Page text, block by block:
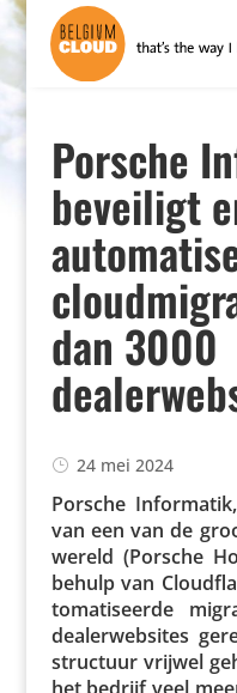
Porsche
beveiligt
dan 3000
24 mei 2024
Porsche
van een van de
wereld (Porsche
behulp van
to­ma­ti­seerde
dealer­web­sites
struc­tuur vrijwel
het bedrijf veel